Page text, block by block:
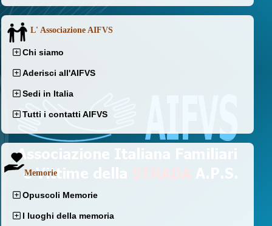
L' Associazione AIFVS
Chi siamo
Aderisci all'AIFVS
Sedi in Italia
Tutti i contatti AIFVS
Memorie
Opuscoli Memorie
I luoghi della memoria